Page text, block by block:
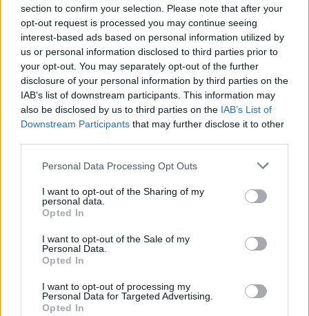
section to confirm your selection. Please note that after your
opt-out request is processed you may continue seeing
interest-based ads based on personal information utilized by
us or personal information disclosed to third parties prior to
your opt-out. You may separately opt-out of the further
disclosure of your personal information by third parties on the
IAB’s list of downstream participants. This information may
also be disclosed by us to third parties on the IAB’s List of
Downstream Participants that may further disclose it to other
Personal Data Processing Opt Outs
I want to opt-out of the Sharing of my
personal data.
Opted In
I want to opt-out of the Sale of my
Personal Data.
Opted In
I want to opt-out of processing my
Personal Data for Targeted Advertising.
Opted In
Εγγραφή στο newsletter
Αποδέχομαι τους
και την πολιτική απορρήτου